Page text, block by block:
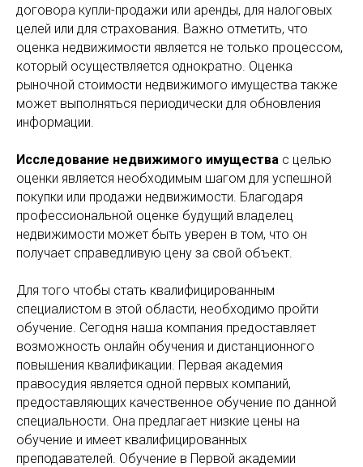
договора купли-продажи или аренды, для налоговых
целей или для страхования. Важно отметить, что
оценка недвижимости является не только процессом,
который осуществляется однократно. Оценка
рыночной стоимости недвижимого имущества также
может выполняться периодически для обновления
информации.
Исследование недвижимого имущества с целью
оценки является необходимым шагом для успешной
покупки или продажи недвижимости. Благодаря
профессиональной оценке будущий владелец
недвижимости может быть уверен в том, что он
получает справедливую цену за свой объект.
Для того чтобы стать квалифицированным
специалистом в этой области, необходимо пройти
обучение. Сегодня наша компания предоставляет
возможность онлайн обучения и дистанционного
повышения квалификации. Первая академия
правосудия является одной первых компаний,
предоставляющих качественное обучение по данной
специальности. Она предлагает низкие цены на
обучение и имеет квалифицированных
преподавателей. Обучение в Первой академии